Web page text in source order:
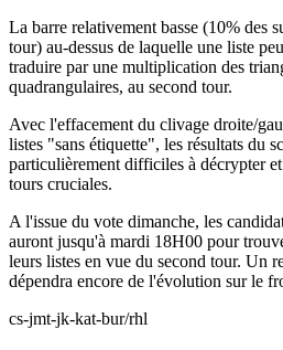
La barre relativement basse (10% des
tour) au-dessus de laquelle une liste
traduire par une multiplication des
quadrangulaires, au second tour.
Avec l'effacement du clivage droite/
listes "sans étiquette", les résultats du
particulièrement difficiles à décrypter
tours cruciales.
A l'issue du vote dimanche, les
auront jusqu'à mardi 18H00 pour
leurs listes en vue du second tour. Un
dépendra encore de l'évolution sur le
cs-jmt-jk-kat-bur/rhl